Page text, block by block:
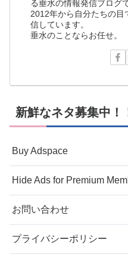
る垂水の情報発信ブログ
2012年から自分たちの目
信しています。
垂水のことならお任せ。
新鮮なネタ募集中！
Buy Adspace
Hide Ads for Premium
お問い合わせ
プライバシーポリシー